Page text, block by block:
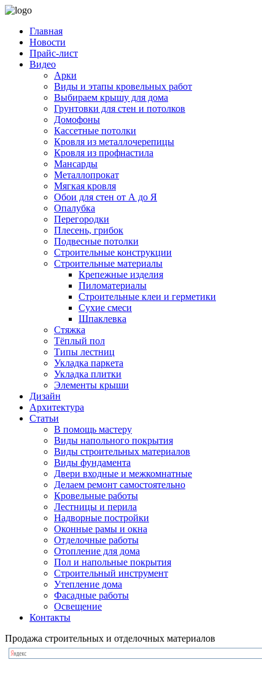
Главная
Новости
Прайс-лист
Видео
Арки
Виды и этапы кровельных работ
Выбираем крышу для дома
Грунтовки для стен и потолков
Домофоны
Кассетные потолки
Кровля из металлочерепицы
Кровля из профнастила
Мансарды
Металлопрокат
Мягкая кровля
Обои для стен от А до Я
Опалубка
Перегородки
Плесень, грибок
Подвесные потолки
Строительные конструкции
Строительные материалы
Крепежные изделия
Пиломатериалы
Строительные клеи и герметики
Сухие смеси
Шпаклевка
Стяжка
Тёплый пол
Типы лестниц
Укладка паркета
Укладка плитки
Элементы крыши
Дизайн
Архитектура
Статьи
В помощь мастеру
Виды напольного покрытия
Виды строительных материалов
Виды фундамента
Двери входные и межкомнатные
Делаем ремонт самостоятельно
Кровельные работы
Лестницы и перила
Надворные постройки
Оконные рамы и окна
Отделочные работы
Отопление для дома
Пол и напольные покрытия
Строительный инструмент
Утепление дома
Фасадные работы
Освещение
Контакты
Продажа строительных и отделочных материалов